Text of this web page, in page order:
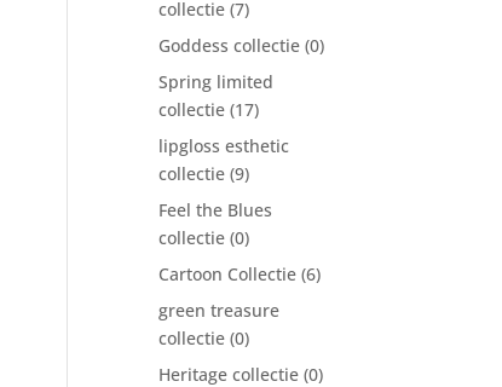
collectie (7)
Goddess collectie (0)
Spring limited
collectie (17)
lipgloss esthetic
collectie (9)
Feel the Blues
collectie (0)
Cartoon Collectie (6)
green treasure
collectie (0)
Heritage collectie (0)